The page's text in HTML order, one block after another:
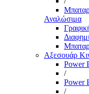
Αναλώσιμα
Αξεσουάρ
Power
/
Power
/